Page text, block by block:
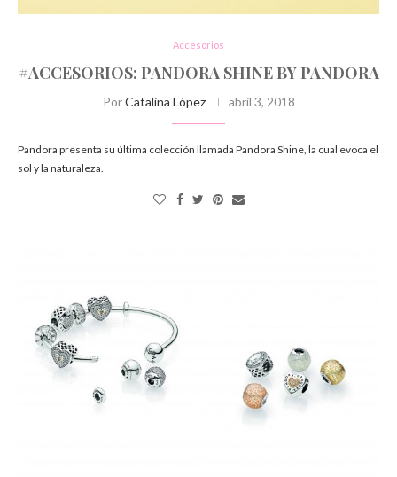
Accesorios
#ACCESORIOS: PANDORA SHINE BY PANDORA
PorCatalina López abril 3, 2018
Pandora presenta su última colección llamada Pandora Shine, la cual evoca el
sol y la naturaleza.